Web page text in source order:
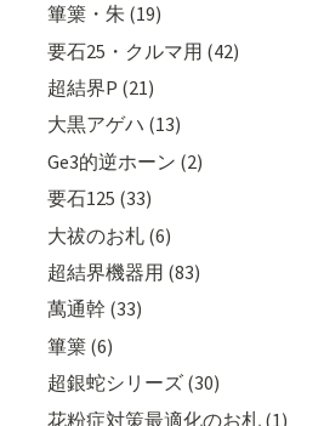
篳篥・朱 (19)
要石25・クルマ用 (42)
超結界P (21)
大黒アゲハ (13)
Ge3的逆ホーン (2)
要石125 (33)
大祓のお札 (6)
超結界機器用 (83)
萬通幹 (33)
篳篥 (6)
超銀蛇シリーズ (30)
花粉症対策最適化のお札 (1)